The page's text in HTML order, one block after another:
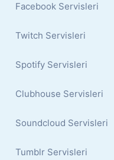
Facebook Servisleri
Twitch Servisleri
Spotify Servisleri
Clubhouse Servisleri
Soundcloud Servisleri
Tumblr Servisleri